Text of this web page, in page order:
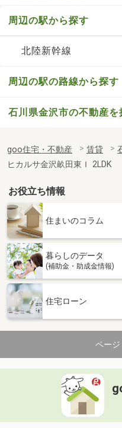
周辺の駅から探す
北陸新幹線
周辺の駅の路線から探す
石川県金沢市の不動産を
goo住宅・不動産 賃貸
ヒカルサ金沢畝田東Ｉ 2LDK
お役立ち情報
住まいのコラム
暮らしのデータ
(補助金・助成金情報)
住宅ローン
ページ